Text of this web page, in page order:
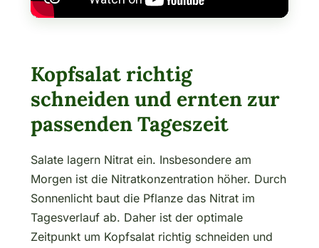
Kopfsalat richtig
schneiden und ernten zur
passenden Tageszeit
Salate lagern Nitrat ein. Insbesondere am
Morgen ist die Nitratkonzentration höher. Durch
Sonnenlicht baut die Pflanze das Nitrat im
Tagesverlauf ab. Daher ist der optimale
Zeitpunkt um Kopfsalat richtig schneiden und